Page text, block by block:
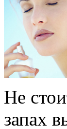
Не
запах